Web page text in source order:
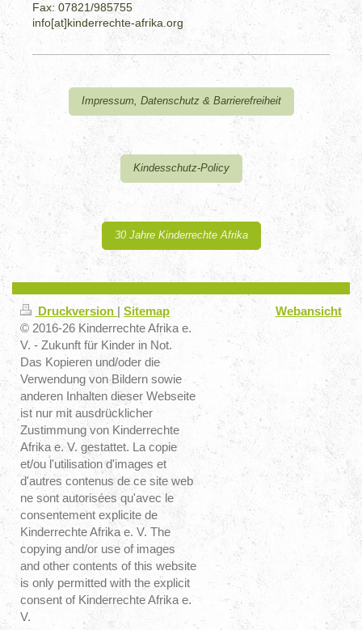
Fax: 07821/985755
info[at]kinderrechte-afrika.org
Impressum, Datenschutz & Barrierefreiheit
Kindesschutz-Policy
30 Jahre Kinderrechte Afrika
Druckversion | Sitemap
© 2016-26 Kinderrechte Afrika e.
V. - Zukunft für Kinder in Not.
Das Kopieren und/oder die
Verwendung von Bildern sowie
anderen Inhalten dieser Webseite
ist nur mit ausdrücklicher
Zustimmung von Kinderrechte
Afrika e. V. gestattet. La copie
et/ou l'utilisation d'images et
d'autres contenus de ce site web
ne sont autorisées qu'avec le
consentement explicite de
Kinderrechte Afrika e. V. The
copying and/or use of images
and other contents of this website
is only permitted with the explicit
consent of Kinderrechte Afrika e.
V.
Webansicht